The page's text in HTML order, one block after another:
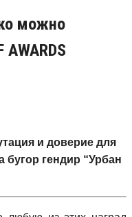
можно
и доверие для
бугор гендир “Урбан